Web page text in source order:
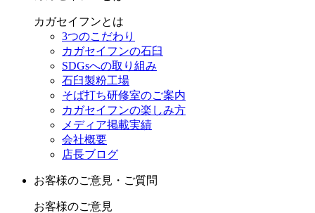
カガセイフンとは
3つのこだわり
カガセイフンの石臼
SDGsへの取り組み
石臼製粉工場
そば打ち研修室のご案内
カガセイフンの楽しみ方
メディア掲載実績
会社概要
店長ブログ
お客様のご意見・ご質問
お客様のご意見